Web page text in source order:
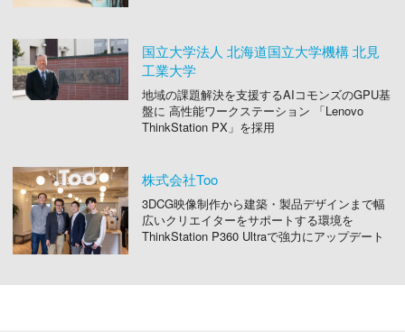
国立大学法人 北海道国立大学機構 北見
工業大学
地域の課題解決を支援するAIコモンズのGPU基
盤に 高性能ワークステーション 「Lenovo
ThinkStation PX」を採用
株式会社Too
3DCG映像制作から建築・製品デザインまで幅
広いクリエイターをサポートする環境を
ThinkStation P360 Ultraで強力にアップデート